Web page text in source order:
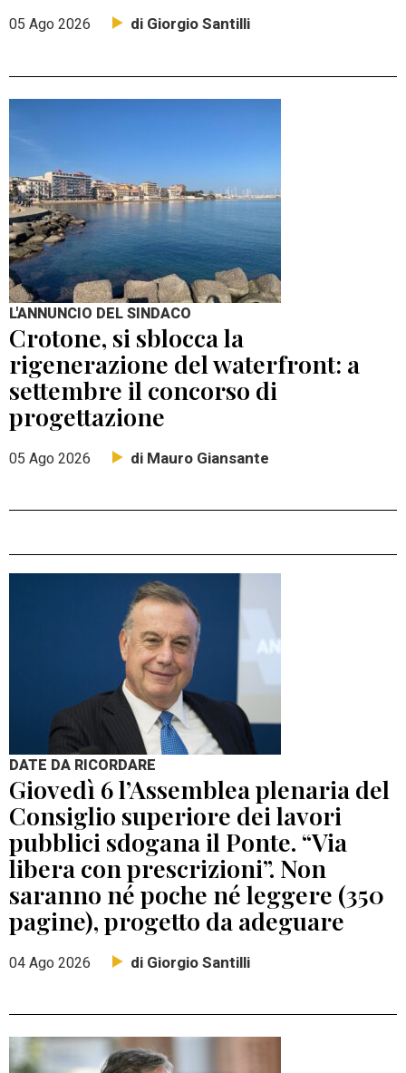
05 Ago 2026 di Giorgio Santilli
L'ANNUNCIO DEL SINDACO
Crotone, si sblocca la
rigenerazione del waterfront: a
settembre il concorso di
progettazione
05 Ago 2026 di Mauro Giansante
DATE DA RICORDARE
Giovedì 6 l’Assemblea plenaria del
Consiglio superiore dei lavori
pubblici sdogana il Ponte. “Via
libera con prescrizioni”. Non
saranno né poche né leggere (350
pagine), progetto da adeguare
04 Ago 2026 di Giorgio Santilli